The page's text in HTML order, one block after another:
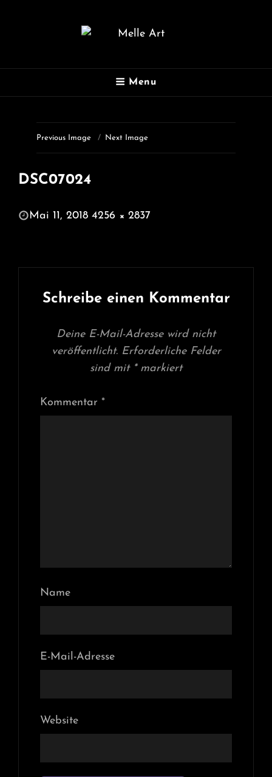
MELLE ART
Menu
Previous Image Next Image
DSC07024
POSTED
Mai 11, 2018 4256 × 2837
Schreibe einen Kommentar
Deine E-Mail-Adresse wird nicht
veröffentlicht. Erforderliche Felder
sind mit *markiert
Kommentar *
Name
E-Mail-Adresse
Website